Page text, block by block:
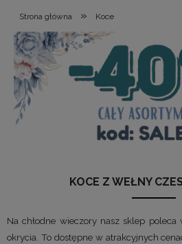
Strona główna » Koce
KOCE Z WEŁNY
Na chłodne wieczory nasz sklep
okrycia. To dostępne w atrakcyjnych